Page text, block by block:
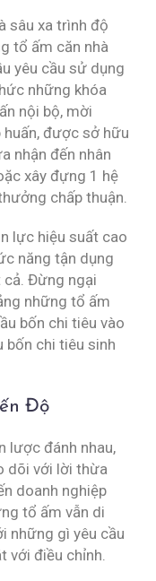
sâu xa trình độ
tổ ấm căn nhà
yêu cầu sử dụng
những khóa
nội bộ, mời
được sở hữu
nhận đến nhân
xây đựng 1 hệ
chấp thuận.
lực hiệu suất cao
năng tận dụng
Đừng ngại
những tổ ấm
bốn chi tiêu vào
bốn chi tiêu sinh
Độ
lược đánh nhau,
dõi với lời thừa
doanh nghiệp
tổ ấm vẫn di
những gì yêu cầu
với điều chỉnh.